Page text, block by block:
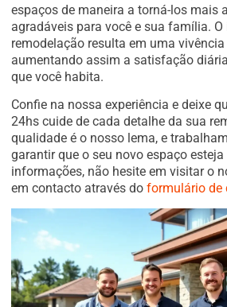
espaços de maneira a torná-los mais
agradáveis para você e sua família.
remodelação resulta em uma
aumentando assim a satisfação
que você habita.
Confie na nossa experiência e deixe
24hs cuide de cada detalhe da sua
qualidade é o nosso lema, e
garantir que o seu novo espaço
informações, não hesite em visitar o
em contacto através do formulário de